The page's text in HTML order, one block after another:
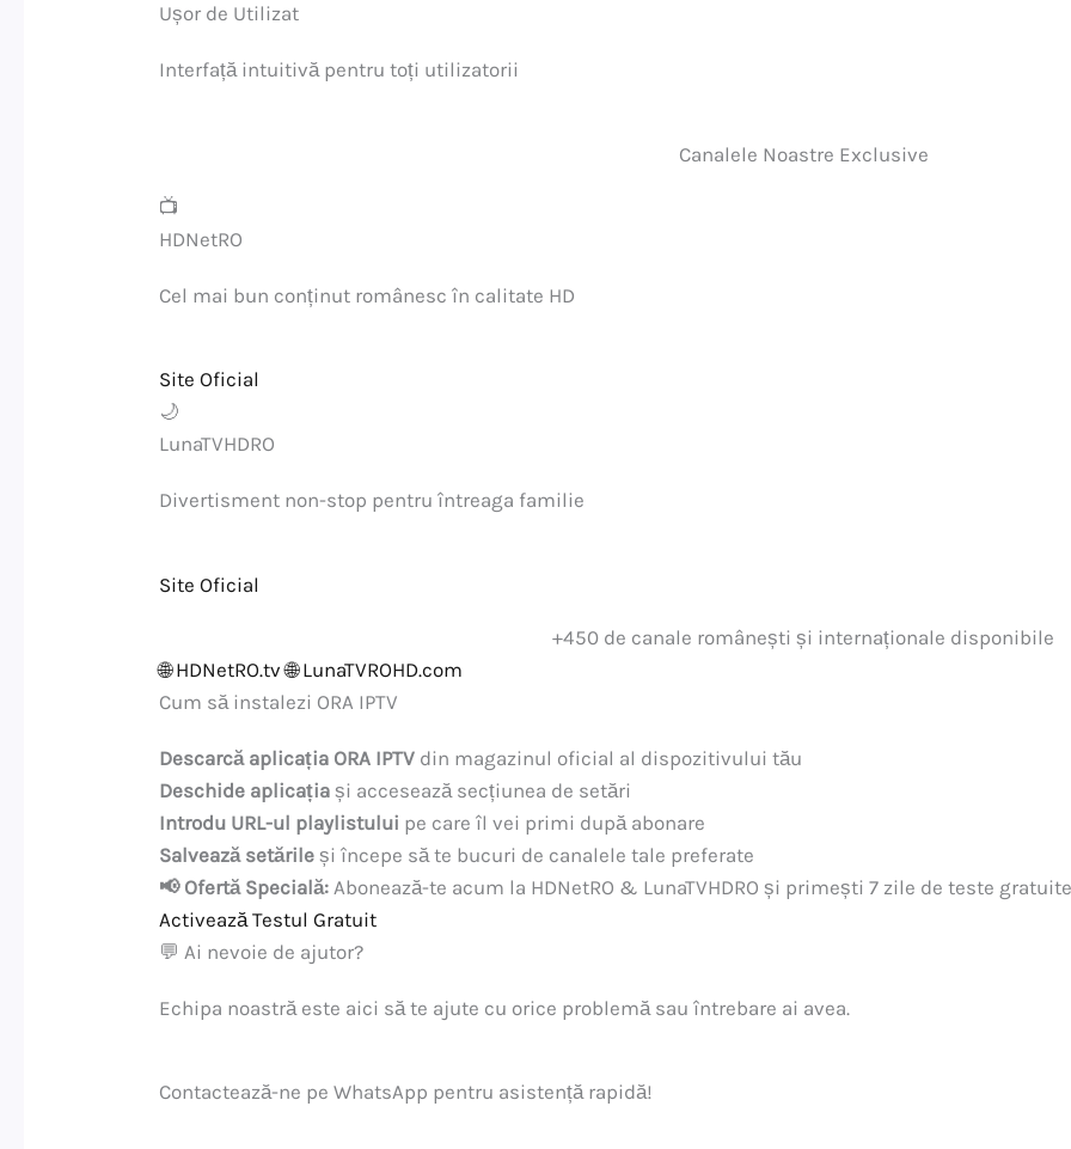
Ușor de Utilizat
Interfață intuitivă pentru toți utilizatorii
Canalele Noastre Exclusive
📺
HDNetRO
Cel mai bun conținut românesc în calitate HD
Site Oficial
🌙
LunaTVHDRO
Divertisment non-stop pentru întreaga familie
Site Oficial
+450 de canale românești și internaționale disponibile
🌐HDNetRO.tv🌐LunaTVROHD.com
Cum să instalezi ORA IPTV
Descarcă aplicația ORA IPTV din magazinul oficial al dispozitivului tău
Deschide aplicația și accesează secțiunea de setări
Introdu URL-ul playlistului pe care îl vei primi după abonare
Salvează setările și începe să te bucuri de canalele tale preferate
📢 Ofertă Specială: Abonează-te acum la HDNetRO & LunaTVHDRO și primești 7 zile de teste
Activează Testul Gratuit
💬 Ai nevoie de ajutor?
Echipa noastră este aici să te ajute cu orice problemă sau întrebare ai avea.
Contactează-ne pe WhatsApp pentru asistență rapidă!